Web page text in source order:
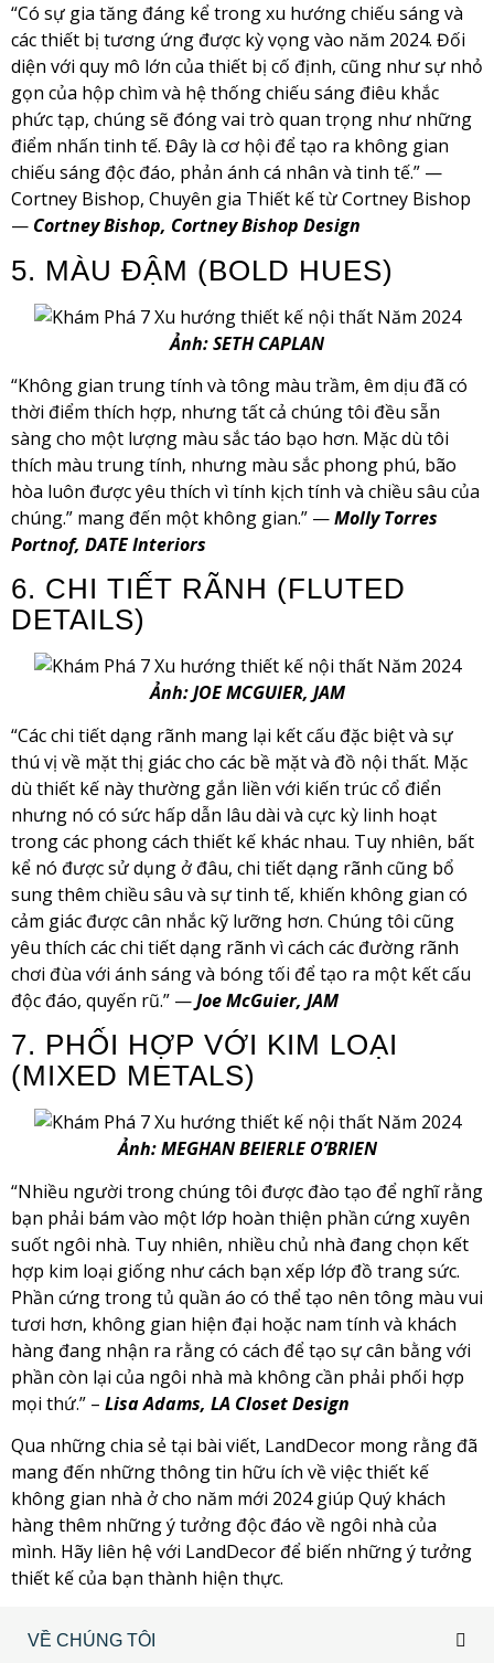
“Có sự gia tăng đáng kể trong xu hướng chiếu sáng và
các thiết bị tương ứng được kỳ vọng vào năm 2024. Đối
diện với quy mô lớn của thiết bị cố định, cũng như sự nhỏ
gọn của hộp chìm và hệ thống chiếu sáng điêu khắc
phức tạp, chúng sẽ đóng vai trò quan trọng như những
điểm nhấn tinh tế. Đây là cơ hội để tạo ra không gian
chiếu sáng độc đáo, phản ánh cá nhân và tinh tế.” —
Cortney Bishop, Chuyên gia Thiết kế từ Cortney Bishop
— Cortney Bishop, Cortney Bishop Design
5. MÀU ĐẬM (BOLD HUES)
Ảnh: SETH CAPLAN
“Không gian trung tính và tông màu trầm, êm dịu đã có
thời điểm thích hợp, nhưng tất cả chúng tôi đều sẵn
sàng cho một lượng màu sắc táo bạo hơn. Mặc dù tôi
thích màu trung tính, nhưng màu sắc phong phú, bão
hòa luôn được yêu thích vì tính kịch tính và chiều sâu của
chúng.” mang đến một không gian.” —Molly Torres
Portnof, DATE Interiors
6. CHI TIẾT RÃNH (FLUTED
DETAILS)
Ảnh: JOE MCGUIER, JAM
“Các chi tiết dạng rãnh mang lại kết cấu đặc biệt và sự
thú vị về mặt thị giác cho các bề mặt và đồ nội thất. Mặc
dù thiết kế này thường gắn liền với kiến ​​trúc cổ điển
nhưng nó có sức hấp dẫn lâu dài và cực kỳ linh hoạt
trong các phong cách thiết kế khác nhau. Tuy nhiên, bất
kể nó được sử dụng ở đâu, chi tiết dạng rãnh cũng bổ
sung thêm chiều sâu và sự tinh tế, khiến không gian có
cảm giác được cân nhắc kỹ lưỡng hơn. Chúng tôi cũng
yêu thích các chi tiết dạng rãnh vì cách các đường rãnh
chơi đùa với ánh sáng và bóng tối để tạo ra một kết cấu
độc đáo, quyến rũ.” —Joe McGuier, JAM
7. PHỐI HỢP VỚI KIM LOẠI
(MIXED METALS)
Ảnh: MEGHAN BEIERLE O’BRIEN
“Nhiều người trong chúng tôi được đào tạo để nghĩ rằng
bạn phải bám vào một lớp hoàn thiện phần cứng xuyên
suốt ngôi nhà. Tuy nhiên, nhiều chủ nhà đang chọn kết
hợp kim loại giống như cách bạn xếp lớp đồ trang sức.
Phần cứng trong tủ quần áo có thể tạo nên tông màu vui
tươi hơn, không gian hiện đại hoặc nam tính và khách
hàng đang nhận ra rằng có cách để tạo sự cân bằng với
phần còn lại của ngôi nhà mà không cần phải phối hợp
mọi thứ.” – Lisa Adams, LA Closet Design
Qua những chia sẻ tại bài viết, LandDecor mong rằng đã
mang đến những thông tin hữu ích về việc thiết kế
không gian nhà ở cho năm mới 2024 giúp Quý khách
hàng thêm những ý tưởng độc đáo về ngôi nhà của
mình. Hãy liên hệ với LandDecor để biến những ý tưởng
thiết kế của bạn thành hiện thực.
VỀ CHÚNG TÔI